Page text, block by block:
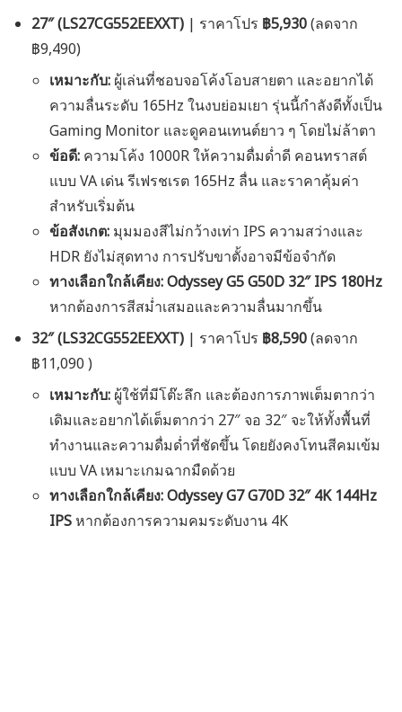
27″ (LS27CG552EEXXT) | ราคาโปร ฿5,930(ลดจาก
฿9,490)
เหมาะกับ: ผู้เล่นที่ชอบจอโค้งโอบสายตา และอยากได้
ความลื่นระดับ 165Hz ในงบย่อมเยา รุ่นนี้กำลังดีทั้งเป็น
Gaming Monitor และดูคอนเทนต์ยาว ๆ โดยไม่ล้าตา
ข้อดี: ความโค้ง 1000R ให้ความดื่มด่ำดี คอนทราสต์
แบบ VA เด่น รีเฟรชเรต 165Hz ลื่น และราคาคุ้มค่า
สำหรับเริ่มต้น
ข้อสังเกต: มุมมองสีไม่กว้างเท่า IPS ความสว่างและ
HDR ยังไม่สุดทาง การปรับขาตั้งอาจมีข้อจำกัด
ทางเลือกใกล้เคียง:Odyssey G5 G50D 32″ IPS 180Hz
หากต้องการสีสม่ำเสมอและความลื่นมากขึ้น
32″ (LS32CG552EEXXT) | ราคาโปร ฿8,590(ลดจาก
฿11,090 )
เหมาะกับ: ผู้ใช้ที่มีโต๊ะลึก และต้องการภาพเต็มตากว่า
เดิมและอยากได้เต็มตากว่า 27″ จอ 32″ จะให้ทั้งพื้นที่
ทำงานและความดื่มด่ำที่ชัดขึ้น โดยยังคงโทนสีคมเข้ม
แบบ VA เหมาะเกมฉากมืดด้วย
ทางเลือกใกล้เคียง:Odyssey G7 G70D 32″ 4K 144Hz
IPSหากต้องการความคมระดับงาน 4K